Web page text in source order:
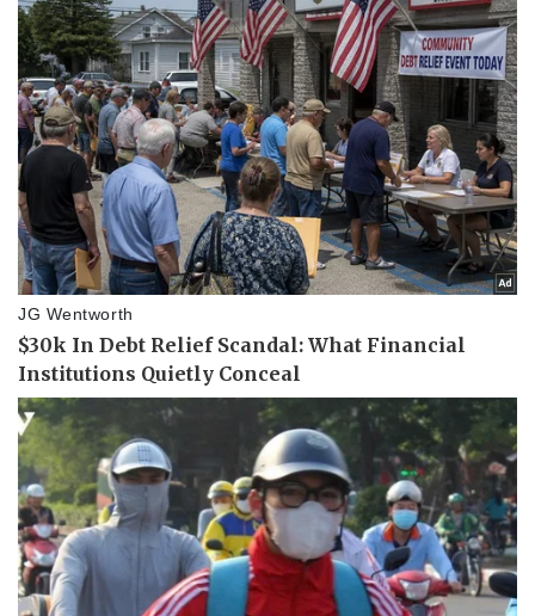
Kinh tế
Bất động sản
Khởi nghiệp
Thị trường
Giá vàng
Tỷ giá
Chứng khoán
Giá cà phê